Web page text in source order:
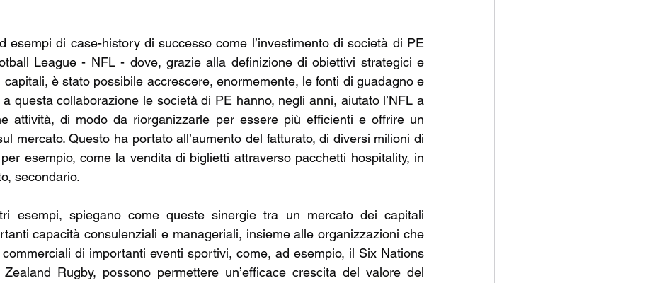
esempi di case-history di successo come l’investimento di società di PE
League - NFL - dove, grazie alla definizione di obiettivi strategici e
capitali, è stato possibile accrescere, enormemente, le fonti di guadagno e
questa collaborazione le società di PE hanno, negli anni, aiutato l’NFL a
attività, di modo da riorganizzarle per essere più efficienti e offrire un
mercato. Questo ha portato all’aumento del fatturato, di diversi milioni di
esempio, come la vendita di biglietti attraverso pacchetti hospitality, in
secondario.
esempi, spiegano come queste sinergie tra un mercato dei capitali
capacità consulenziali e manageriali, insieme alle organizzazioni che
di importanti eventi sportivi, come, ad esempio, il Six Nations
Rugby, possono permettere un’efficace crescita del valore del